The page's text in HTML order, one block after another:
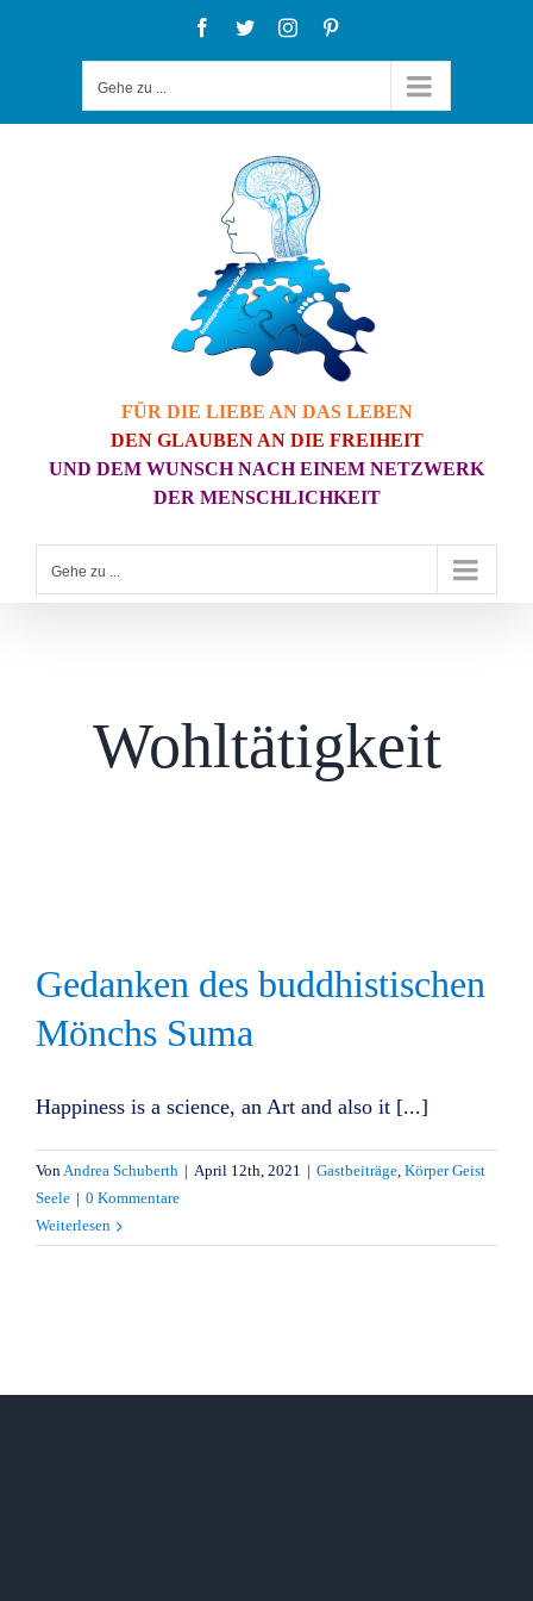
Facebook
TwitterInstagram
Gehe zu ...
FÜR DIE LIEBE AN DAS LEBEN
DEN GLAUBEN AN DIE FREIHEIT
UND DEM WUNSCH NACH EINEM NETZWERK
DER MENSCHLICHKEIT
Gehe zu ...
Wohltätigkeit
Gedanken des buddhistischen
Mönchs Suma
Happiness is a science, an Art and also it [...]
VonAndrea Schuberth | April 12th, 2021 | Gastbeiträge, Körper Geist
Seele | 0 Kommentare
Weiterlesen